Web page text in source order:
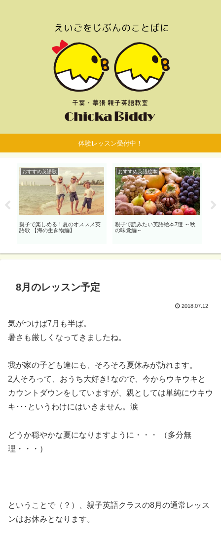
体験レッスン受付中！
おすすめ英語歌
親子で楽しめる！夏のオススメ英
語歌 【海の生き物編】
おすすめ英語絵本
親子で読みたい英語絵本7選 ～秋
の味覚編～
8月のレッスン予定
2018.07.12
気がつけば7月も半ば。
暑さも厳しくなってきましたね。
我が家の子ども達にも、そろそろ夏休みが訪れます。
2人そろって、おうち大好き! なので、今からウキウキと
カウントダウンをしていますが、親としては単純にウキウ
キ･･･というわけにはいきません。涙
どうか穏やかな夏になりますように・・・ （多分無
理・・・）
ということで（？）、親子英語クラスの8月の通常レッス
ンはお休みとなります。